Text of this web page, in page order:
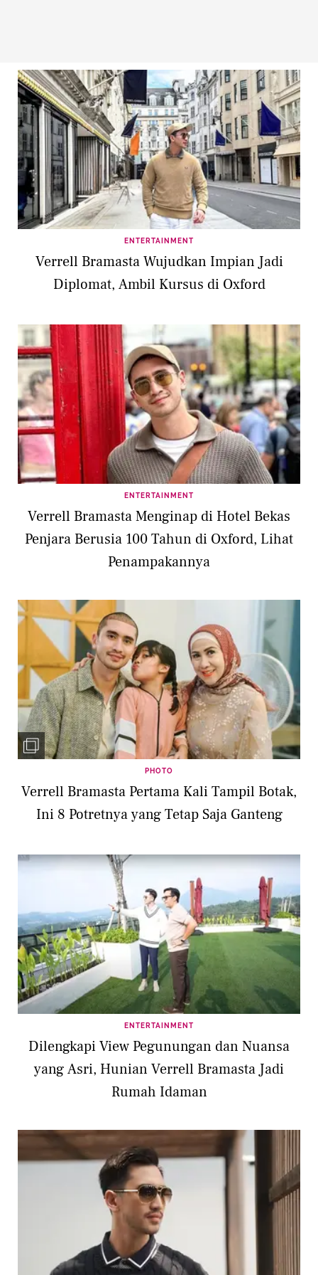
ENTERTAINMENT
Verrell Bramasta Wujudkan Impian Jadi
Diplomat, Ambil Kursus di Oxford
ENTERTAINMENT
Verrell Bramasta Menginap di Hotel Bekas
Penjara Berusia 100 Tahun di Oxford, Lihat
Penampakannya
PHOTO
Verrell Bramasta Pertama Kali Tampil Botak,
Ini 8 Potretnya yang Tetap Saja Ganteng
ENTERTAINMENT
Dilengkapi View Pegunungan dan Nuansa
yang Asri, Hunian Verrell Bramasta Jadi
Rumah Idaman